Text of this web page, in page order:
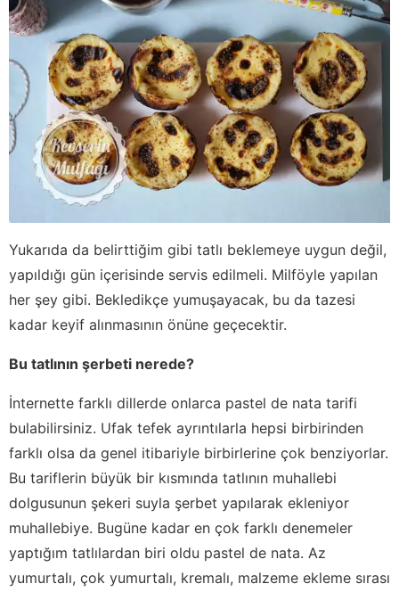
Yukarıda da belirttiğim gibi tatlı beklemeye uygun değil,
yapıldığı gün içerisinde servis edilmeli. Milföyle yapılan
her şey gibi. Bekledikçe yumuşayacak, bu da tazesi
kadar keyif alınmasının önüne geçecektir.
Bu tatlının şerbeti nerede?
İnternette farklı dillerde onlarca pastel de nata tarifi
bulabilirsiniz. Ufak tefek ayrıntılarla hepsi birbirinden
farklı olsa da genel itibariyle birbirlerine çok benziyorlar.
Bu tariflerin büyük bir kısmında tatlının muhallebi
dolgusunun şekeri suyla şerbet yapılarak ekleniyor
muhallebiye. Bugüne kadar en çok farklı denemeler
yaptığım tatlılardan biri oldu pastel de nata. Az
yumurtalı, çok yumurtalı, kremalı, malzeme ekleme sırası